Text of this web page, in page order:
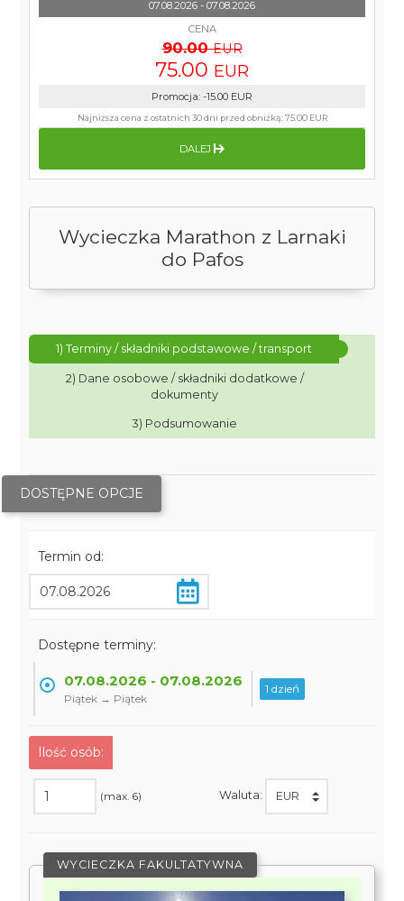
Wycieczka Marathon z Larnaki
do Pafos
1) Terminy / składniki podstawowe / transport
2) Dane osobowe / składniki dodatkowe /
dokumenty
3) Podsumowanie
DOSTĘPNE OPCJE
Termin od:
Dostępne terminy:
07.08.2026 - 07.08.2026
Piątek → Piątek
1 dzień
Ilość osób:
(max. 6) Waluta:
WYCIECZKA FAKULTATYWNA
07.08.2026 - 07.08.2026
CENA
90.00 EUR
75.00 EUR
Promocja: -15.00 EUR
Najniższa cena z ostatnich 30 dni przed obniżką:75.00 EUR
DALEJ